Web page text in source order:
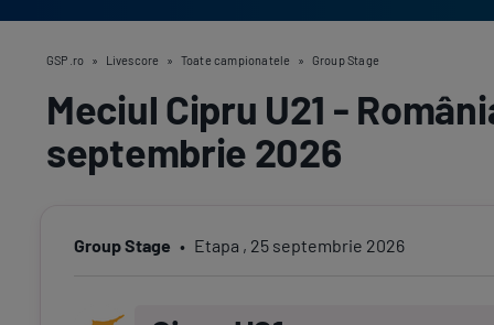
GSP.ro » Livescore » Toate campionatele » Group Stage
Meciul Cipru U21 -
septembrie 2026
Group Stage Etapa , 25 septembrie 2026